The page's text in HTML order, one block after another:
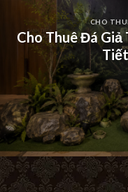
CHO
Cho Thuê Đá Giả